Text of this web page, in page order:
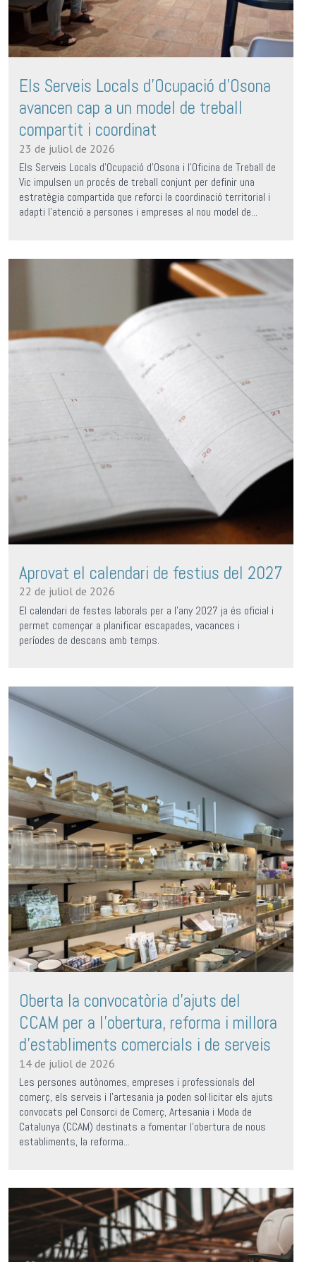
Els Serveis Locals d’Ocupació d’Osona
avancen cap a un model de treball
compartit i coordinat
23 de juliol de 2026
Els Serveis Locals d’Ocupació d’Osona i l’Oficina de Treball de
Vic impulsen un procés de treball conjunt per definir una
estratègia compartida que reforci la coordinació territorial i
adapti l’atenció a persones i empreses al nou model de...
Aprovat el calendari de festius del 2027
22 de juliol de 2026
El calendari de festes laborals per a l’any 2027 ja és oficial i
permet començar a planificar escapades, vacances i
períodes de descans amb temps.
Oberta la convocatòria d'ajuts del
CCAM per a l'obertura, reforma i millora
d'establiments comercials i de serveis
14 de juliol de 2026
Les persones autònomes, empreses i professionals del
comerç, els serveis i l'artesania ja poden sol·licitar els ajuts
convocats pel Consorci de Comerç, Artesania i Moda de
Catalunya (CCAM) destinats a fomentar l'obertura de nous
establiments, la reforma...